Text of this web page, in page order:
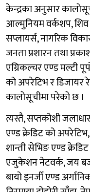
केन्द्रका अनुसार
आल्मुनियम वर्कशप,
सप्लायर्स, नागरिक
जनता प्रशारन तथा
एग्रिकल्चर एण्ड मल्टी
को अपरेटिभ र डिजायर
कालोसूचीमा परेको छ ।
त्यस्तै, सप्तकोशी
एण्ड क्रेडिट को
शान्ती सेभिङ एण्ड
एजुकेशन नेटवर्क, जय
बायो इनर्जी एण्ड